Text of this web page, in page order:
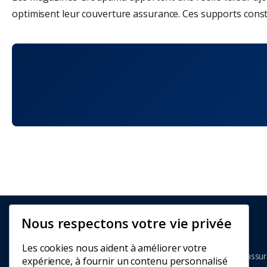
optimisent leur couverture assurance. Ces supports
Guide
Le guide indépendant pour comparer et choisir votre
Nous respectons votre vie privée
Les cookies nous aident à améliorer votre
expérience, à fournir un contenu personnalisé